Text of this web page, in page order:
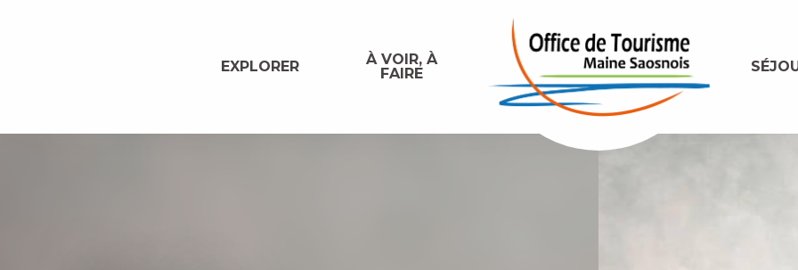
EXPLORER
À VOIR, À
FAIRE